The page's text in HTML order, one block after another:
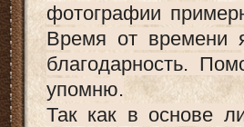
фотографии
Время от времени
благодарность.
упомню.
Так как в основе